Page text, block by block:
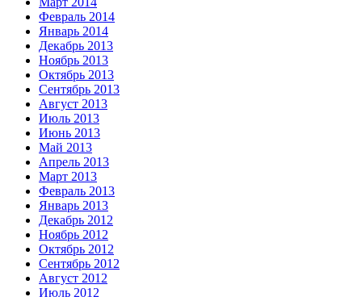
Февраль 2014
Январь 2014
Декабрь 2013
Ноябрь 2013
Октябрь 2013
Сентябрь 2013
Август 2013
Июль 2013
Июнь 2013
Май 2013
Апрель 2013
Март 2013
Февраль 2013
Январь 2013
Декабрь 2012
Ноябрь 2012
Октябрь 2012
Сентябрь 2012
Август 2012
Июль 2012